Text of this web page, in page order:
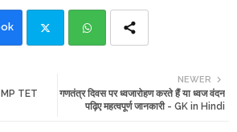
ats
NEWER
गणतंत्र दिवस पर ध्वजारोहण करते हैं या ध्वज वंदन
पढ़िए महत्वपूर्ण जानकारी - GK in Hindi
MP TET